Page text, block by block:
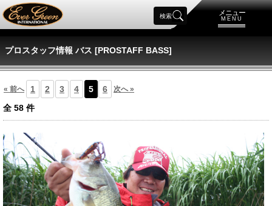
メニュー
MENU
検索
プロスタッフ情報 バス [PROSTAFF BASS]
« 前へ 1 2 3 4 5 6 次へ »
全 58 件